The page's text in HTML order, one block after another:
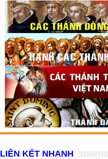
LIÊN KẾT NHANH